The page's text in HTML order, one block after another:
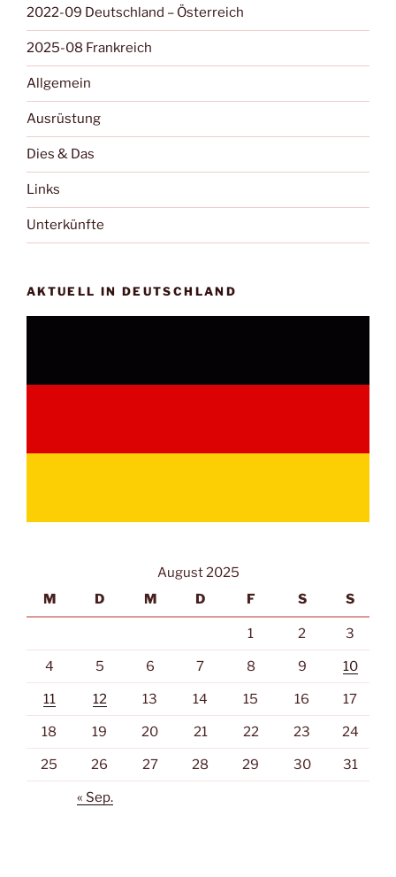
2022-09 Deutschland – Österreich
2025-08 Frankreich
Allgemein
Ausrüstung
Dies & Das
Links
Unterkünfte
AKTUELL IN DEUTSCHLAND
August 2025
M
D M D F S S
1 2 3
4 5 6 7 8 9 10
11 12 13 14 15 16 17
18 19 20 21 22 23 24
25 26 27 28 29 30 31
« Sep.